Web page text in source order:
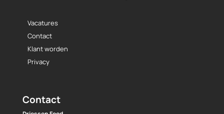
Vacatures
Contact
Klant worden
Privacy
Contact